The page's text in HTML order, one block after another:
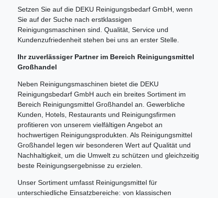
Setzen Sie auf die DEKU Reinigungsbedarf GmbH, wenn
Sie auf der Suche nach erstklassigen
Reinigungsmaschinen sind. Qualität, Service und
Kundenzufriedenheit stehen bei uns an erster Stelle.
Ihr zuverlässiger Partner im Bereich Reinigungsmittel
Großhandel
Neben Reinigungsmaschinen bietet die DEKU
Reinigungsbedarf GmbH auch ein breites Sortiment im
Bereich Reinigungsmittel Großhandel an. Gewerbliche
Kunden, Hotels, Restaurants und Reinigungsfirmen
profitieren von unserem vielfältigen Angebot an
hochwertigen Reinigungsprodukten. Als Reinigungsmittel
Großhandel legen wir besonderen Wert auf Qualität und
Nachhaltigkeit, um die Umwelt zu schützen und gleichzeitig
beste Reinigungsergebnisse zu erzielen.
Unser Sortiment umfasst Reinigungsmittel für
unterschiedliche Einsatzbereiche: von klassischen